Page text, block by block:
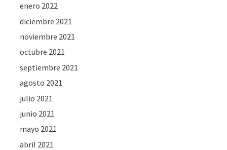
enero 2022
diciembre 2021
noviembre 2021
octubre 2021
septiembre 2021
agosto 2021
julio 2021
junio 2021
mayo 2021
abril 2021